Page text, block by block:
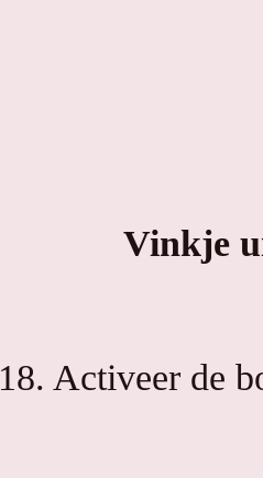
Vinkje
18. Activeer de